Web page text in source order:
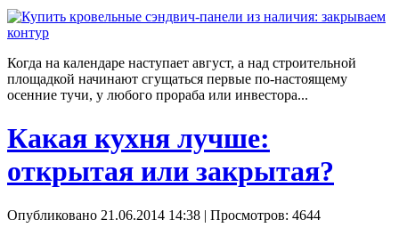
Когда на календаре наступает август, а над строительной
площадкой начинают сгущаться первые по-настоящему
осенние тучи, у любого прораба или инвестора...
Какая кухня лучше:
открытая или закрытая?
Опубликовано 21.06.2014 14:38 | Просмотров: 4644